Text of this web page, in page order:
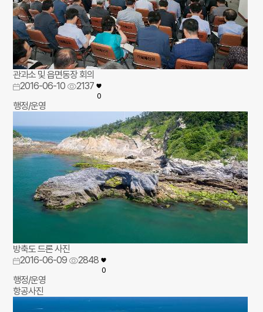
관과소 및 읍면동장 회의
2016-06-10
2137
0
행정/운영
방축도 드론 사진
2016-06-09
2848
0
행정/운영
항공사진